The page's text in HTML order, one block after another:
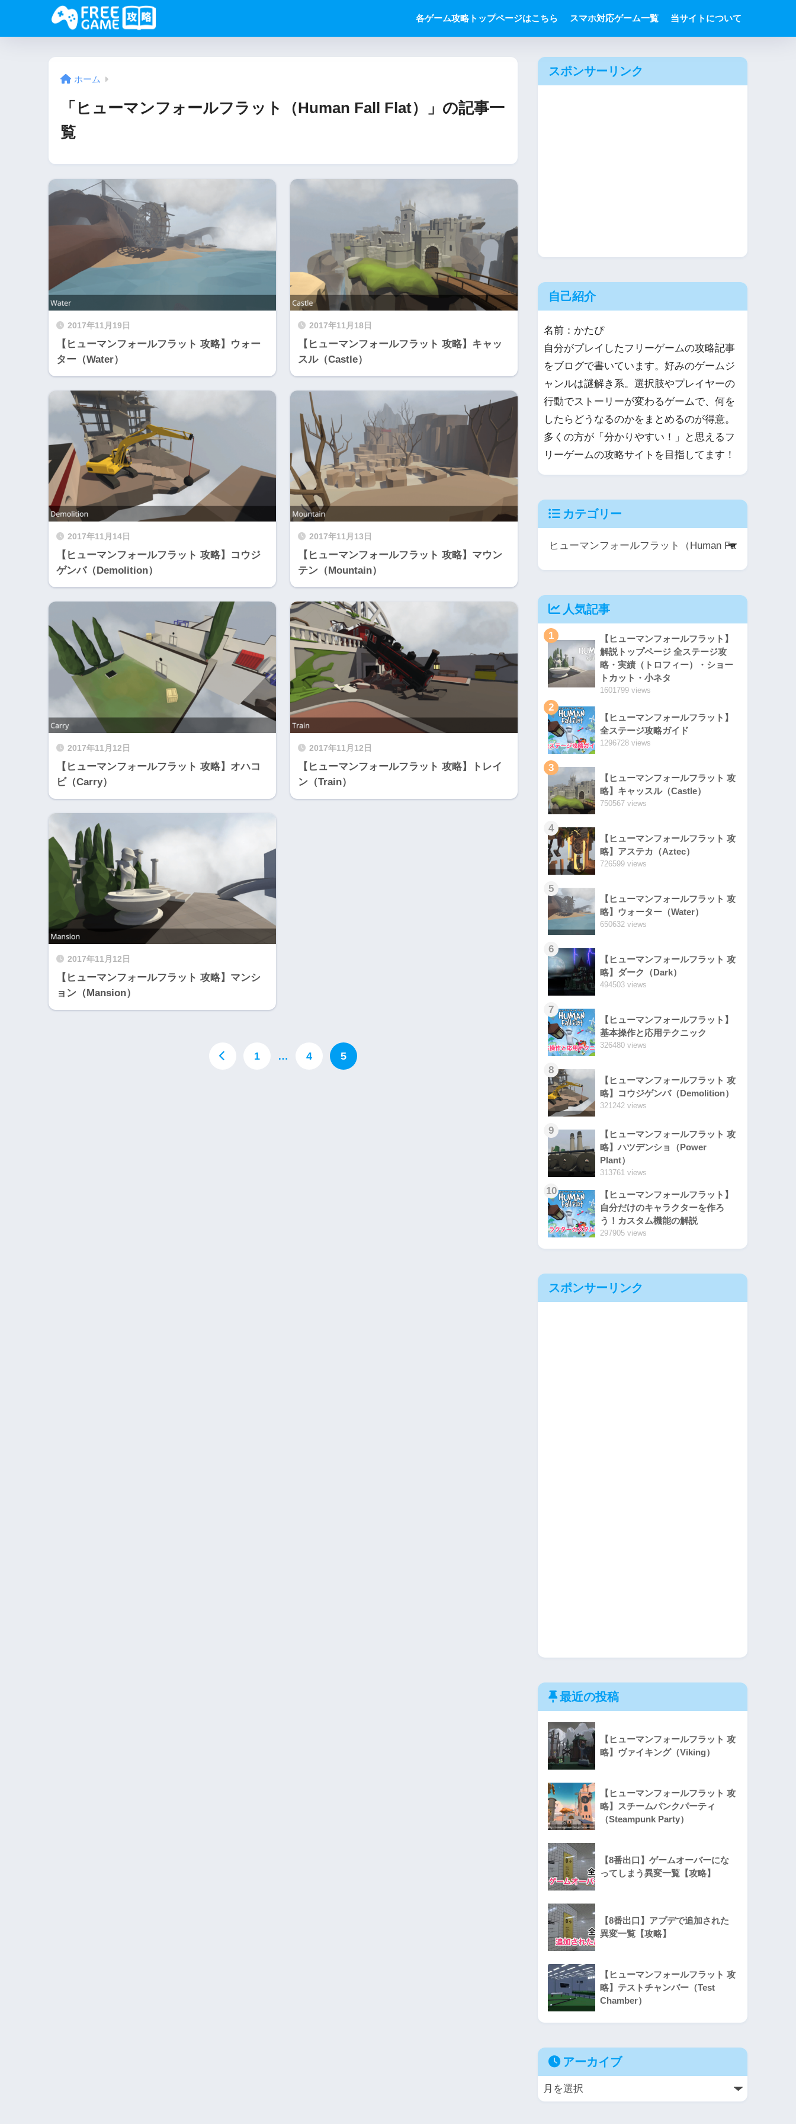
各ゲーム攻略トップページはこちら スマホ対応ゲーム一覧 当サイトについて
ホーム
「ヒューマンフォールフラット（Human Fall Flat）」の記事一
覧
2017年11月19日
【ヒューマンフォールフラット 攻略】ウォー
ター（Water）
2017年11月18日
【ヒューマンフォールフラット 攻略】キャッ
スル（Castle）
2017年11月14日
【ヒューマンフォールフラット 攻略】コウジ
ゲンバ（Demolition）
2017年11月13日
【ヒューマンフォールフラット 攻略】マウン
テン（Mountain）
2017年11月12日
【ヒューマンフォールフラット 攻略】オハコ
ビ（Carry）
2017年11月12日
【ヒューマンフォールフラット 攻略】トレイ
ン（Train）
2017年11月12日
【ヒューマンフォールフラット 攻略】マンシ
ョン（Mansion）
1 … 4 5
スポンサーリンク
自己紹介
名前：かたぴ
自分がプレイしたフリーゲームの攻略記事
をブログで書いています。好みのゲームジ
ャンルは謎解き系。選択肢やプレイヤーの
行動でストーリーが変わるゲームで、何を
したらどうなるのかをまとめるのが得意。
多くの方が「分かりやすい！」と思えるフ
リーゲームの攻略サイトを目指してます！
カテゴリー
人気記事
1
【ヒューマンフォールフラット】
解説トップページ 全ステージ攻
略・実績（トロフィー）・ショー
トカット・小ネタ
1601799 views
2
【ヒューマンフォールフラット】
全ステージ攻略ガイド
1296728 views
3
【ヒューマンフォールフラット 攻
略】キャッスル（Castle）
750567 views
4
【ヒューマンフォールフラット 攻
略】アステカ（Aztec）
726599 views
5
【ヒューマンフォールフラット 攻
略】ウォーター（Water）
650632 views
6
【ヒューマンフォールフラット 攻
略】ダーク（Dark）
494503 views
7
【ヒューマンフォールフラット】
基本操作と応用テクニック
326480 views
8
【ヒューマンフォールフラット 攻
略】コウジゲンバ（Demolition）
321242 views
9
【ヒューマンフォールフラット 攻
略】ハツデンショ（Power
Plant）
313761 views
10
【ヒューマンフォールフラット】
自分だけのキャラクターを作ろ
う！カスタム機能の解説
297905 views
スポンサーリンク
最近の投稿
【ヒューマンフォールフラット 攻
略】ヴァイキング（Viking）
【ヒューマンフォールフラット 攻
略】スチームパンクパーティ
（Steampunk Party）
【8番出口】ゲームオーバーにな
ってしまう異変一覧【攻略】
【8番出口】アプデで追加された
異変一覧【攻略】
【ヒューマンフォールフラット 攻
略】テストチャンバー（Test
Chamber）
アーカイブ